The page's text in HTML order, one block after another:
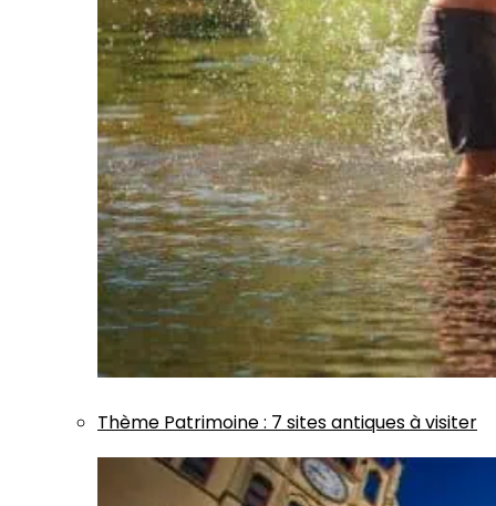
Thème Patrimoine: 7 sites antiques à visiter